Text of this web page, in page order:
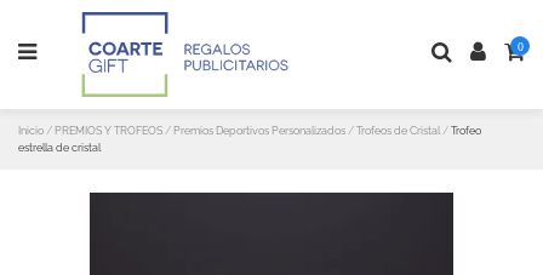
0
Inicio PREMIOS Y TROFEOS Premios Deportivos Personalizados Trofeos de Cristal
Trofeo
estrella de cristal